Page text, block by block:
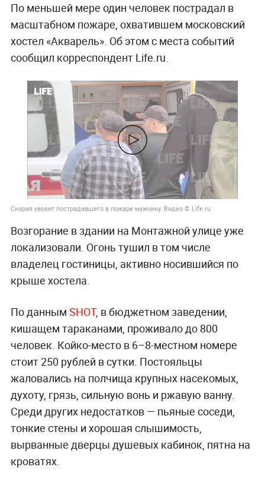
По меньшей мере один человек пострадал в
масштабном пожаре, охватившем московский
хостел «Акварель». Об этом с места событий
сообщил корреспондент Life.ru.
Скорая увозит пострадавшего в пожаре мужчину. Видео © Life.ru
Возгорание в здании на Монтажной улице уже
локализовали. Огонь тушил в том числе
владелец гостиницы, активно носившийся по
крыше хостела.
По данным SHOT, в бюджетном заведении,
кишащем тараканами, проживало до 800
человек. Койко-место в 6–8-местном номере
стоит 250 рублей в сутки. Постояльцы
жаловались на полчища крупных насекомых,
духоту, грязь, сильную вонь и ржавую ванну.
Среди других недостатков — пьяные соседи,
тонкие стены и хорошая слышимость,
вырванные дверцы душевых кабинок, пятна на
кроватях.